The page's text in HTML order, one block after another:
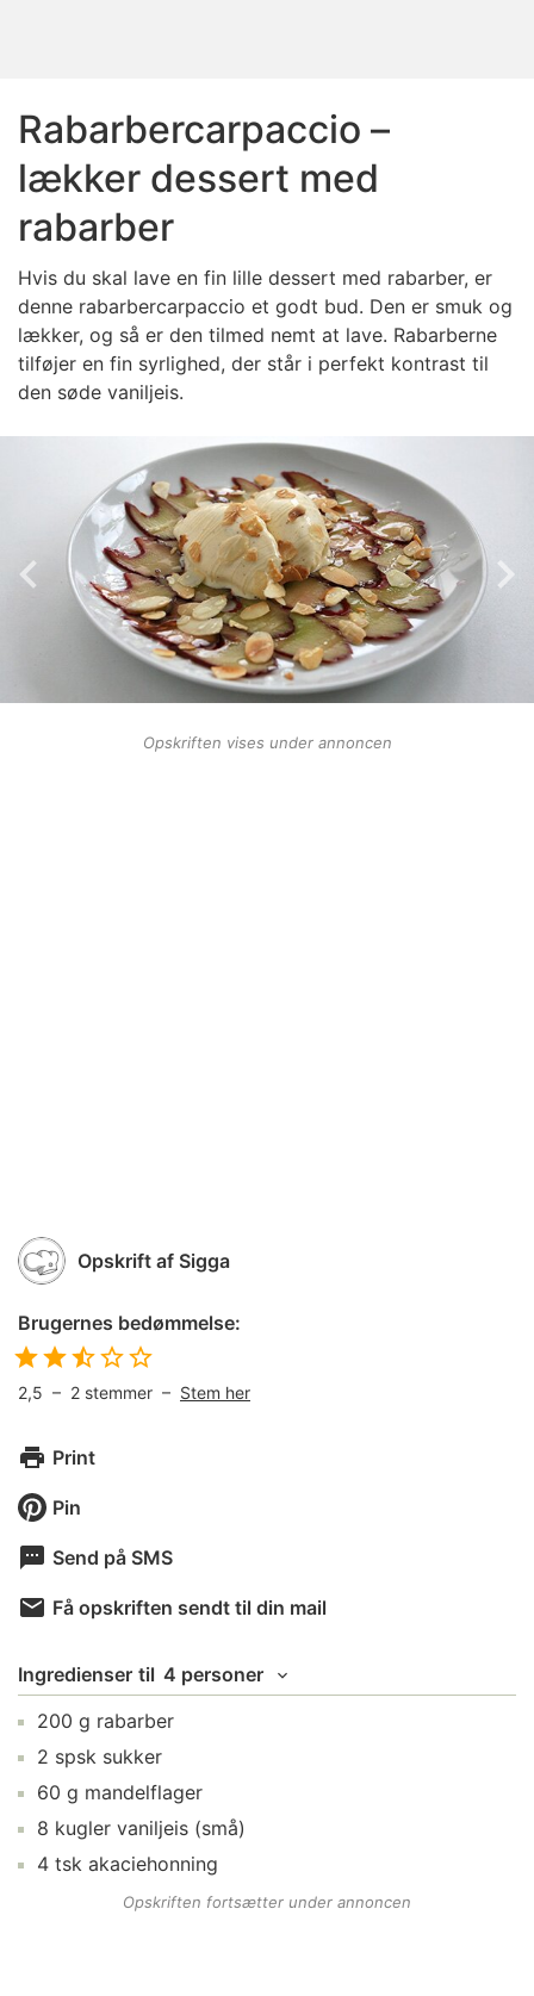
Rabarbercarpaccio –
lækker dessert med
rabarber
Hvis du skal lave en fin lille dessert med rabarber, er
denne rabarbercarpaccio et godt bud. Den er smuk og
lækker, og så er den tilmed nemt at lave. Rabarberne
tilføjer en fin syrlighed, der står i perfekt kontrast til
den søde vaniljeis.
Opskriften vises under annoncen
Opskrift af Sigga
Brugernes bedømmelse:
2,5 – 2 stemmer – Stem her
Print
Pin
Send på SMS
Få opskriften sendt til din mail
Ingredienser til 4 personer
200 g rabarber
2 spsk sukker
60 g mandelflager
8 kugler vaniljeis (små)
4 tsk akaciehonning
Opskriften fortsætter under annoncen